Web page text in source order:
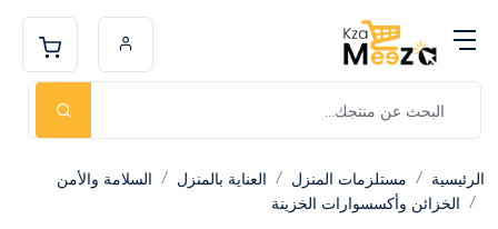
الرئيسية مستلزمات المنزل العناية بالمنزل
السلامة والأمن
الخزائن وأكسسوارات الخزينة